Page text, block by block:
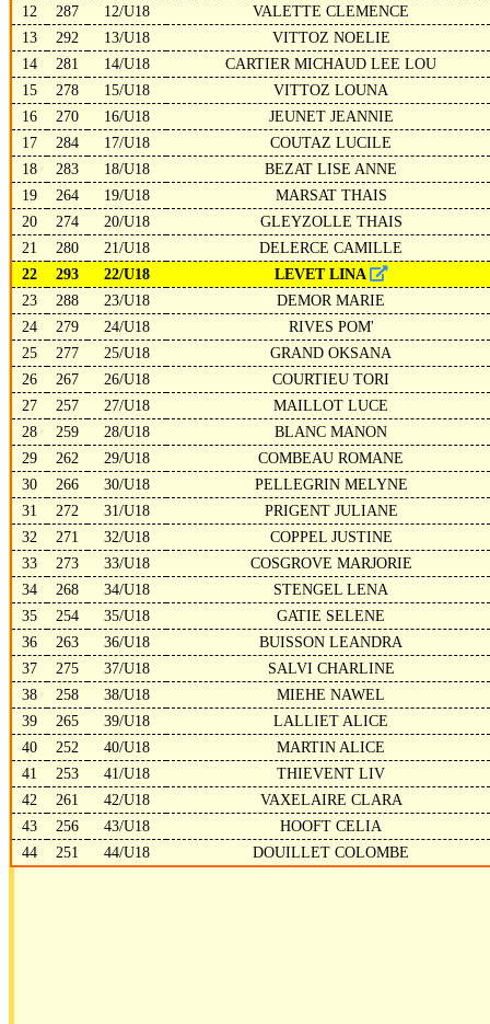
12
287 12/U18
VALETTE CLEMENCE
13
292 13/U18
VITTOZ NOELIE
14
281 14/U18
CARTIER MICHAUD LEE LOU
15
278 15/U18
VITTOZ LOUNA
16
270 16/U18
JEUNET JEANNIE
17
284 17/U18
COUTAZ LUCILE
18
283 18/U18
BEZAT LISE ANNE
19
264 19/U18
MARSAT THAIS
20
274 20/U18
GLEYZOLLE THAIS
21
280 21/U18
DELERCE CAMILLE
22
293 22/U18
LEVET LINA
23
288 23/U18
DEMOR MARIE
24
279 24/U18
RIVES POM'
25
277 25/U18
GRAND OKSANA
26
267 26/U18
COURTIEU TORI
27
257 27/U18
MAILLOT LUCE
28
259 28/U18
BLANC MANON
29
262 29/U18
COMBEAU ROMANE
30
266 30/U18
PELLEGRIN MELYNE
31
272 31/U18
PRIGENT JULIANE
32
271 32/U18
COPPEL JUSTINE
33
273 33/U18
COSGROVE MARJORIE
34
268 34/U18
STENGEL LENA
35
254 35/U18
GATIE SELENE
36
263 36/U18
BUISSON LEANDRA
37
275 37/U18
SALVI CHARLINE
38
258 38/U18
MIEHE NAWEL
39
265 39/U18
LALLIET ALICE
40
252 40/U18
MARTIN ALICE
41
253 41/U18
THIEVENT LIV
42
261 42/U18
VAXELAIRE CLARA
43
256 43/U18
HOOFT CELIA
44
251 44/U18 DOUILLET COLOMBE